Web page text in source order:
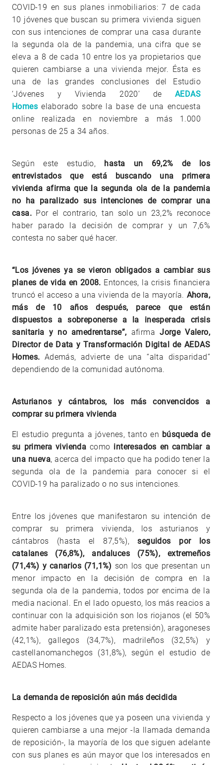
COVID-19 en sus planes inmobiliarios: 7 de cada
10 jóvenes que buscan su primera vivienda siguen
con sus intenciones de comprar una casa durante
la segunda ola de la pandemia, una cifra que se
eleva a 8 de cada 10 entre los ya propietarios que
quieren cambiarse a una vivienda mejor. Ésta es
una de las grandes conclusiones del Estudio
‘Jóvenes y Vivienda 2020’ deAEDAS
Homes elaborado sobre la base de una encuesta
online realizada en noviembre a más 1.000
personas de 25 a 34 años.
Según este estudio, hasta un 69,2% de los
entrevistados que está buscando una primera
vivienda afirma que la segunda ola de la pandemia
no ha paralizado sus intenciones de comprar una
casa. Por el contrario, tan solo un 23,2% reconoce
haber parado la decisión de comprar y un 7,6%
contesta no saber qué hacer.
“Los jóvenes ya se vieron obligados a cambiar sus
planes de vida en 2008. Entonces, la crisis financiera
truncó el acceso a una vivienda de la mayoría. Ahora,
más de 10 años después, parece que están
dispuestos a sobreponerse a la inesperada crisis
sanitaria y no amedrentarse”, afirmaJorge Valero,
Director de Data y Transformación Digital de AEDAS
Homes. Además, advierte de una “alta disparidad”
dependiendo de la comunidad autónoma.
Asturianos y cántabros, los más convencidos a
comprar su primera vivienda
El estudio pregunta a jóvenes, tanto en búsqueda de
su primera vivienda como interesados en cambiar a
una nueva, acerca del impacto que ha podido tener la
segunda ola de la pandemia para conocer si el
COVID-19 ha paralizado o no sus intenciones.
Entre los jóvenes que manifestaron su intención de
comprar su primera vivienda, los asturianos y
cántabros (hasta el 87,5%),seguidos por los
catalanes (76,8%), andaluces (75%), extremeños
(71,4%) y canarios (71,1%) son los que presentan un
menor impacto en la decisión de compra en la
segunda ola de la pandemia, todos por encima de la
media nacional. En el lado opuesto, los más reacios a
continuar con la adquisición son los riojanos (el 50%
admite haber paralizado esta pretensión), aragoneses
(42,1%), gallegos (34,7%), madrileños (32,5%) y
castellanomanchegos (31,8%), según el estudio de
AEDAS Homes.
La demanda de reposición aún más decidida
Respecto a los jóvenes que ya poseen una vivienda y
quieren cambiarse a una mejor -la llamada demanda
de reposición-, la mayoría de los que siguen adelante
con sus planes es aún mayor que los interesados en